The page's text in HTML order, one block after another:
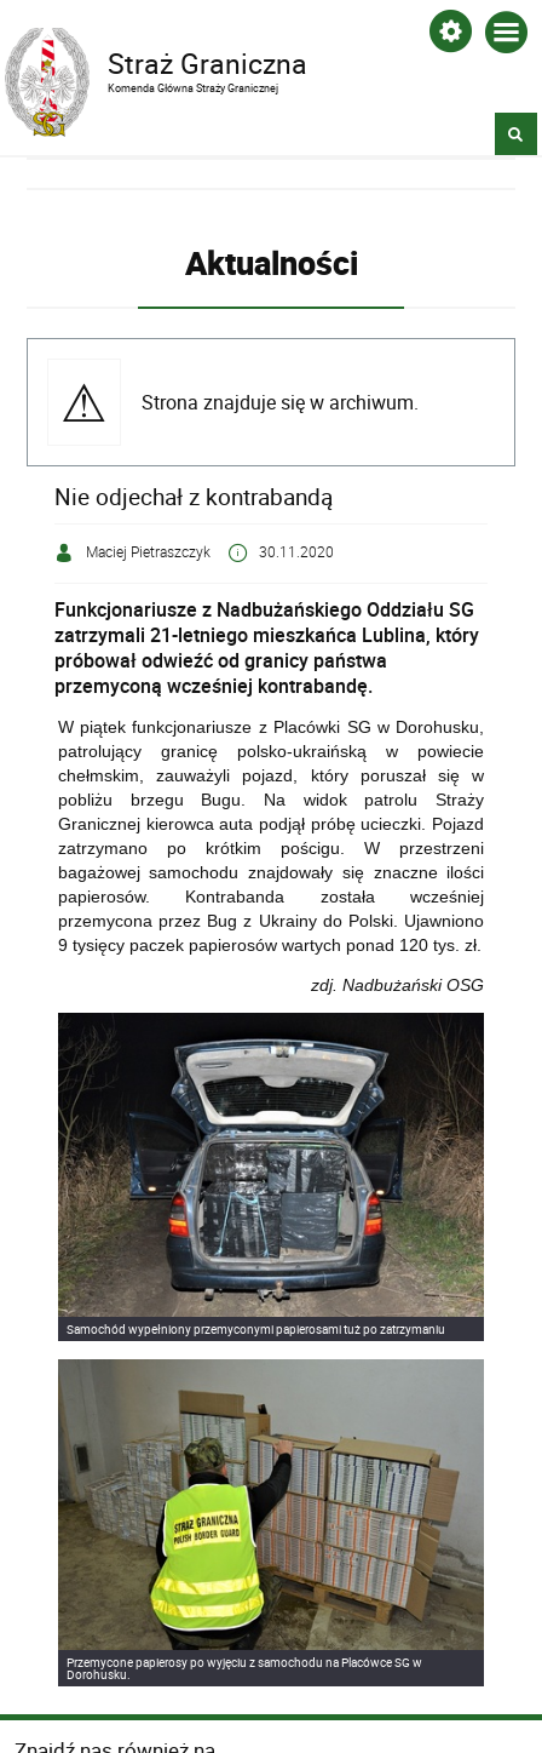
Straż Graniczna
Komenda Główna Straży Granicznej
Aktualności
Strona znajduje się w archiwum.
Nie odjechał z kontrabandą
Maciej Pietraszczyk 30.11.2020
Funkcjonariusze z Nadbużańskiego Oddziału SG
zatrzymali 21-letniego mieszkańca Lublina, który
próbował odwieźć od granicy państwa
przemyconą wcześniej kontrabandę.
W piątek funkcjonariusze z Placówki SG w Dorohusku,
patrolujący granicę polsko-ukraińskąw powiecie
chełmskim, zauważyli pojazd, który poruszał się w
pobliżu brzegu Bugu. Na widok patrolu Straży
Granicznej kierowca auta podjął próbę ucieczki. Pojazd
zatrzymano po krótkim pościgu.W przestrzeni
bagażowej samochodu znajdowały się znaczne ilości
papierosów. Kontrabanda została wcześniej
przemycona przez Bug z Ukrainy do Polski. Ujawniono
9 tysięcy paczek papierosów wartych ponad 120 tys. zł.
zdj. Nadbużański OSG
Samochód wypełniony przemyconymi papierosami tuż po zatrzymaniu
Przemycone papierosy po wyjęciu z samochodu na Placówce SG w
Dorohusku.